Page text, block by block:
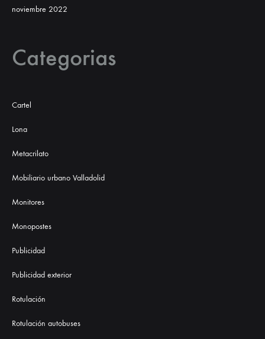
noviembre 2022
Categorias
Cartel
Lona
Metacrilato
Mobiliario urbano Valladolid
Monitores
Monopostes
Publicidad
Publicidad exterior
Rotulación
Rotulación autobuses